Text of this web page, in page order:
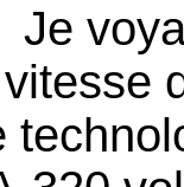
Je
vitesse